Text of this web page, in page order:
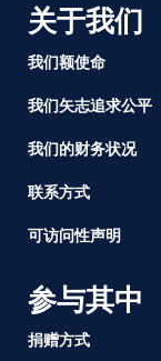
关于我们
我们额使命
我们矢志追求公平
我们的财务状况
联系方式
可访问性声明
参与其中
捐赠方式